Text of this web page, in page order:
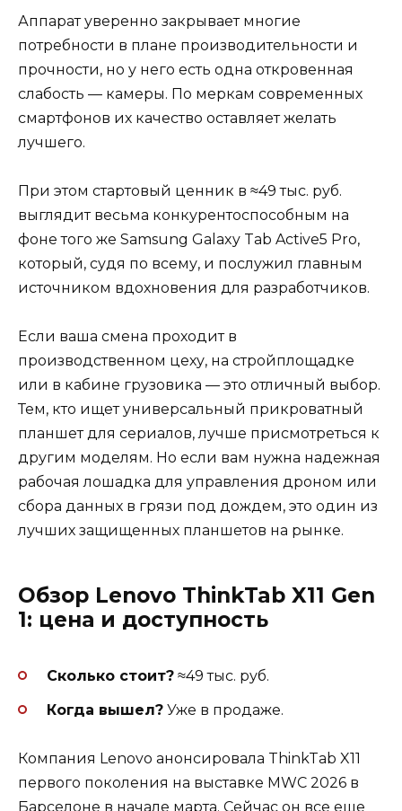
Аппарат уверенно закрывает многие
потребности в плане производительности и
прочности, но у него есть одна откровенная
слабость — камеры. По меркам современных
смартфонов их качество оставляет желать
лучшего.
При этом стартовый ценник в ≈49 тыс. руб.
выглядит весьма конкурентоспособным на
фоне того же Samsung Galaxy Tab Active5 Pro,
который, судя по всему, и послужил главным
источником вдохновения для разработчиков.
Если ваша смена проходит в
производственном цеху, на стройплощадке
или в кабине грузовика — это отличный выбор.
Тем, кто ищет универсальный прикроватный
планшет для сериалов, лучше присмотреться к
другим моделям. Но если вам нужна надежная
рабочая лошадка для управления дроном или
сбора данных в грязи под дождем, это один из
лучших защищенных планшетов на рынке.
Обзор Lenovo ThinkTab X11 Gen
1: цена и доступность
Сколько стоит? ≈49 тыс. руб.
Когда вышел? Уже в продаже.
Компания Lenovo анонсировала ThinkTab X11
первого поколения на выставке MWC 2026 в
Барселоне в начале марта. Сейчас он все еще